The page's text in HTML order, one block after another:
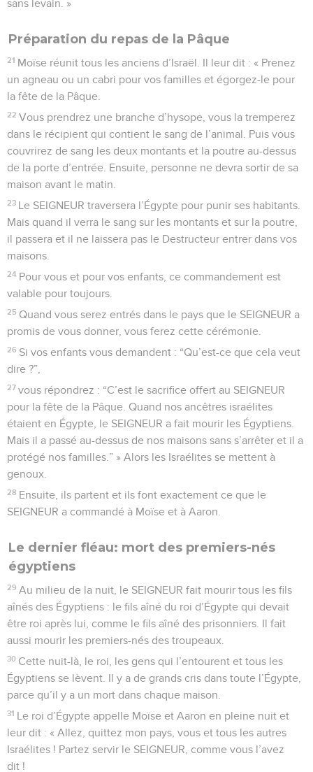
sans levain. »
Préparation du repas de la Pâque
21 Moïse réunit tous les anciens d’Israël. Il leur dit : « Prenez
un agneau ou un cabri pour vos familles et égorgez-le pour
la fête de la Pâque.
22 Vous prendrez une branche d’hysope, vous la tremperez
dans le récipient qui contient le sang de l’animal. Puis vous
couvrirez de sang les deux montants et la poutre au-dessus
de la porte d’entrée. Ensuite, personne ne devra sortir de sa
maison avant le matin.
23 Le SEIGNEUR traversera l’Égypte pour punir ses habitants.
Mais quand il verra le sang sur les montants et sur la poutre,
il passera et il ne laissera pas le Destructeur entrer dans vos
maisons.
24 Pour vous et pour vos enfants, ce commandement est
valable pour toujours.
25 Quand vous serez entrés dans le pays que le SEIGNEUR a
promis de vous donner, vous ferez cette cérémonie.
26 Si vos enfants vous demandent : “Qu’est-ce que cela veut
dire ?”,
27 vous répondrez : “C’est le sacrifice offert au SEIGNEUR
pour la fête de la Pâque. Quand nos ancêtres israélites
étaient en Égypte, le SEIGNEUR a fait mourir les Égyptiens.
Mais il a passé au-dessus de nos maisons sans s’arrêter et il a
protégé nos familles.” » Alors les Israélites se mettent à
genoux.
28 Ensuite, ils partent et ils font exactement ce que le
SEIGNEUR a commandé à Moïse et à Aaron.
Le dernier fléau: mort des premiers-nés
égyptiens
29 Au milieu de la nuit, le SEIGNEUR fait mourir tous les fils
aînés des Égyptiens : le fils aîné du roi d’Égypte qui devait
être roi après lui, comme le fils aîné des prisonniers. Il fait
aussi mourir les premiers-nés des troupeaux.
30 Cette nuit-là, le roi, les gens qui l’entourent et tous les
Égyptiens se lèvent. Il y a de grands cris dans toute l’Égypte,
parce qu’il y a un mort dans chaque maison.
31 Le roi d’Égypte appelle Moïse et Aaron en pleine nuit et
leur dit : « Allez, quittez mon pays, vous et tous les autres
Israélites ! Partez servir le SEIGNEUR, comme vous l’avez
dit !